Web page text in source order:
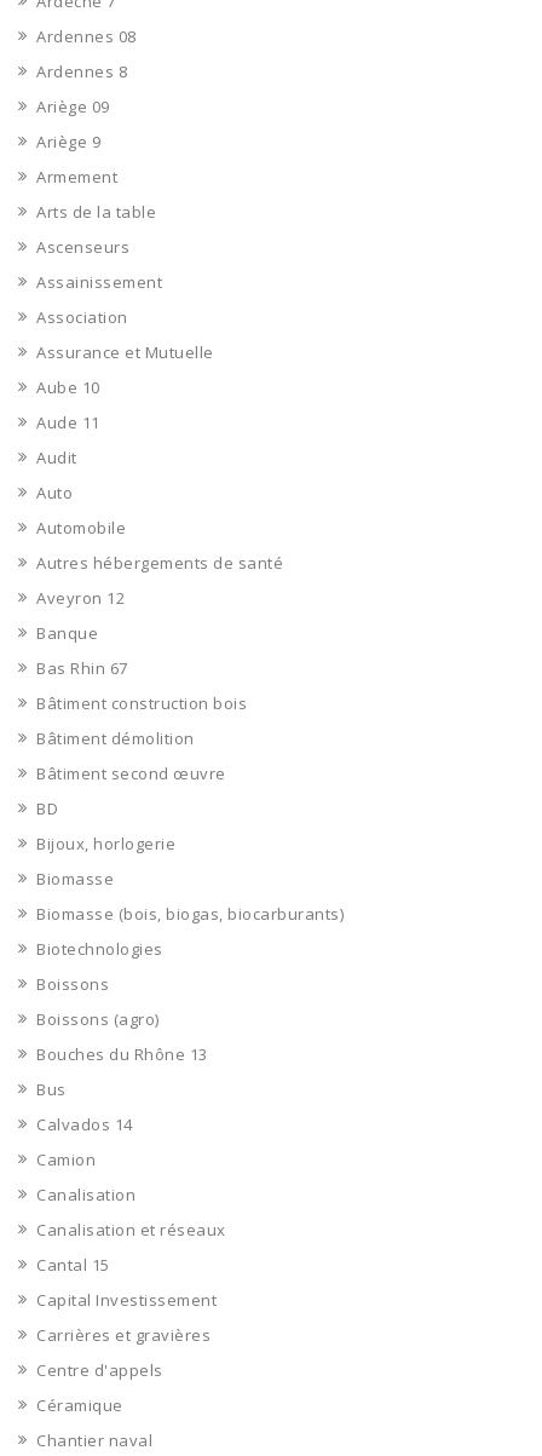
Ardennes 08
Ardennes 8
Ariège 09
Ariège 9
Armement
Arts de la table
Ascenseurs
Assainissement
Association
Assurance et Mutuelle
Aube 10
Aude 11
Audit
Auto
Automobile
Autres hébergements de santé
Aveyron 12
Banque
Bas Rhin 67
Bâtiment construction bois
Bâtiment démolition
Bâtiment second œuvre
BD
Bijoux, horlogerie
Biomasse
Biomasse (bois, biogas, biocarburants)
Biotechnologies
Boissons
Boissons (agro)
Bouches du Rhône 13
Bus
Calvados 14
Camion
Canalisation
Canalisation et réseaux
Cantal 15
Capital Investissement
Carrières et gravières
Centre d'appels
Céramique
Chantier naval